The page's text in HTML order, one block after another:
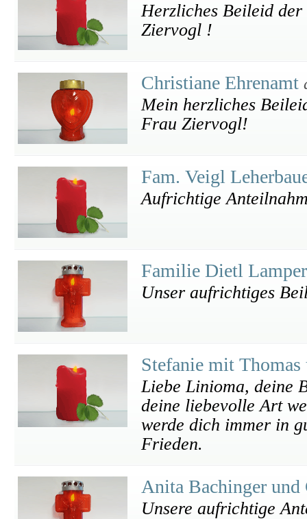
Herzliches Beileid
Ziervogl !
Christiane Ehrenamt
Mein herzliches
Frau Ziervogl!
Fam. Veigl
Aufrichtige
Familie Dietl
Unser aufrichtiges
Stefanie mit
Liebe Linioma, deine
deine liebevolle Art
werde dich immer in
Frieden.
Anita Bachinger
Unsere aufrichtige